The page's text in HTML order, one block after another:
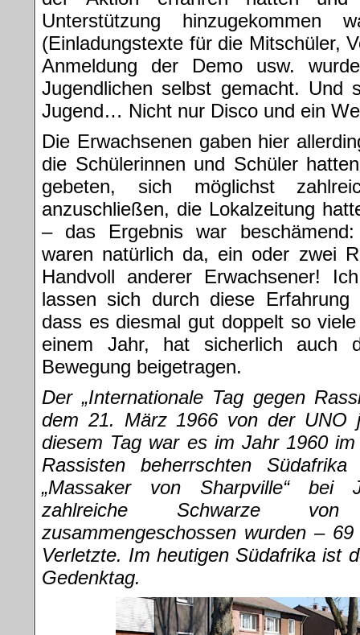
Unterstützung hinzugekommen
(Einladungstexte für die Mitschüler,
Anmeldung der Demo usw.
Jugendlichen selbst gemacht. Und
Jugend… Nicht nur Disco und ein
Die Erwachsenen gaben hier
die Schülerinnen und Schüler
gebeten, sich möglichst
anzuschließen, die Lokalzeitung
– das Ergebnis war
waren natürlich da, ein oder zwei
Handvoll anderer Erwachsener!
lassen sich durch diese Erfahrung
dass es diesmal gut doppelt so
einem Jahr, hat sicherlich auch
Bewegung beigetragen.
Der „Internationale Tag gegen
dem 21. März 1966 von der UNO
diesem Tag war es im Jahr 1960
Rassisten beherrschten Südafrika
„Massaker von Sharpville“ bei
zahlreiche Schwarze
zusammengeschossen wurden –
Verletzte. Im heutigen Südafrika ist
Gedenktag.